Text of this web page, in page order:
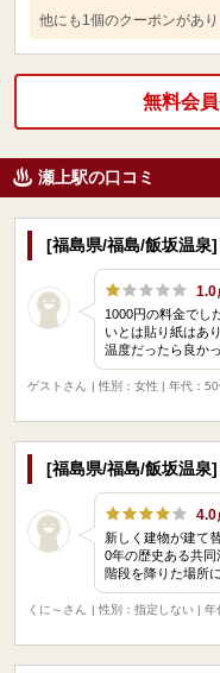
他にも1個のクーポンがあり
無料会
瀬上駅の口コミ
[福島県/福島/飯坂温泉
1.0
1000円の料金でし
いとは貼り紙はあ
温度だったら良か
ゲストさん
| 性別：女性 | 年代：50
[福島県/福島/飯坂温泉
4.0
新しく建物が建て
0年の歴史ある共
階段を降りた場所
くに～さん
| 性別：指定しない | 年